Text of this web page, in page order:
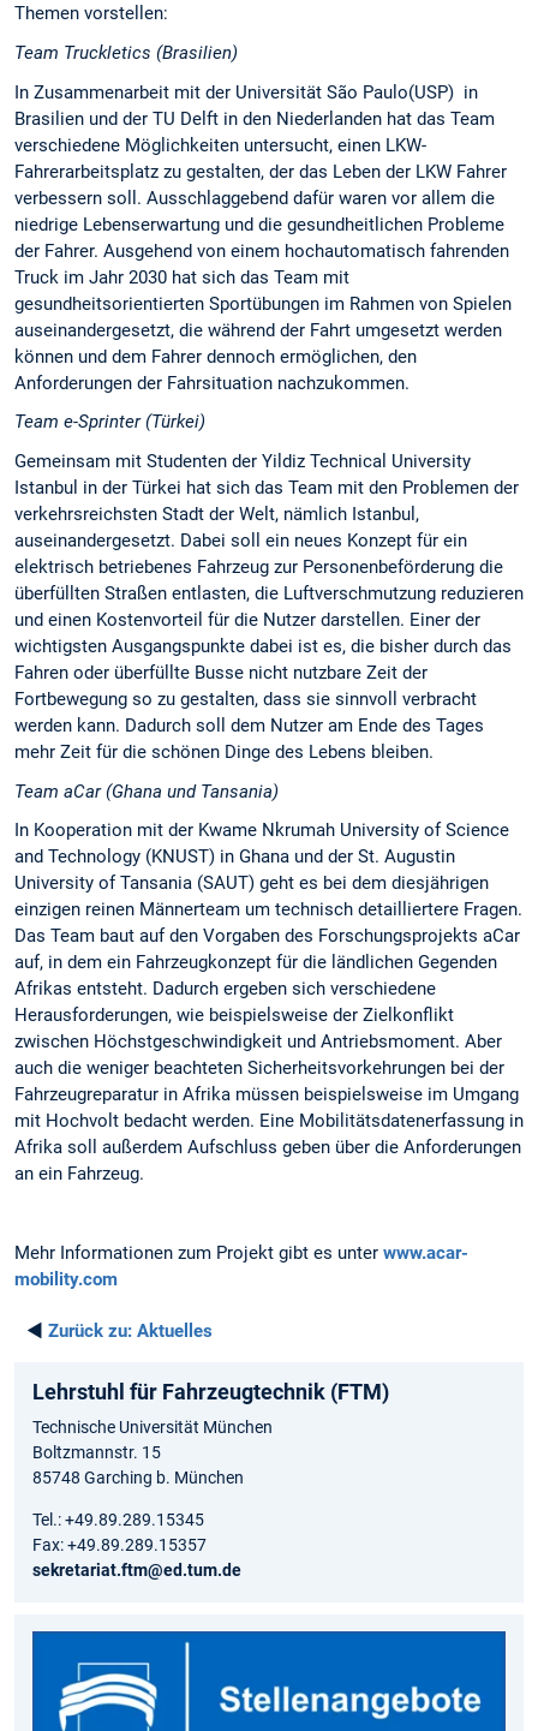
Themen vorstellen:
Team Truckletics (Brasilien)
In Zusammenarbeit mit der Universität São Paulo(USP) in
Brasilien und der TU Delft in den Niederlanden hat das Team
verschiedene Möglichkeiten untersucht, einen LKW-
Fahrerarbeitsplatz zu gestalten, der das Leben der LKW Fahrer
verbessern soll. Ausschlaggebend dafür waren vor allem die
niedrige Lebenserwartung und die gesundheitlichen Probleme
der Fahrer. Ausgehend von einem hochautomatisch fahrenden
Truck im Jahr 2030 hat sich das Team mit
gesundheitsorientierten Sportübungen im Rahmen von Spielen
auseinandergesetzt, die während der Fahrt umgesetzt werden
können und dem Fahrer dennoch ermöglichen, den
Anforderungen der Fahrsituation nachzukommen.
Team e-Sprinter (Türkei)
Gemeinsam mit Studenten der Yildiz Technical University
Istanbul in der Türkei hat sich das Team mit den Problemen der
verkehrsreichsten Stadt der Welt, nämlich Istanbul,
auseinandergesetzt. Dabei soll ein neues Konzept für ein
elektrisch betriebenes Fahrzeug zur Personenbeförderung die
überfüllten Straßen entlasten, die Luftverschmutzung reduzieren
und einen Kostenvorteil für die Nutzer darstellen. Einer der
wichtigsten Ausgangspunkte dabei ist es, die bisher durch das
Fahren oder überfüllte Busse nicht nutzbare Zeit der
Fortbewegung so zu gestalten, dass sie sinnvoll verbracht
werden kann. Dadurch soll dem Nutzer am Ende des Tages
mehr Zeit für die schönen Dinge des Lebens bleiben.
Team aCar (Ghana und Tansania)
In Kooperation mit der Kwame Nkrumah University of Science
and Technology (KNUST) in Ghana und der St. Augustin
University of Tansania (SAUT) geht es bei dem diesjährigen
einzigen reinen Männerteam um technisch detailliertere Fragen.
Das Team baut auf den Vorgaben des Forschungsprojekts aCar
auf, in dem ein Fahrzeugkonzept für die ländlichen Gegenden
Afrikas entsteht. Dadurch ergeben sich verschiedene
Herausforderungen, wie beispielsweise der Zielkonflikt
zwischen Höchstgeschwindigkeit und Antriebsmoment. Aber
auch die weniger beachteten Sicherheitsvorkehrungen bei der
Fahrzeugreparatur in Afrika müssen beispielsweise im Umgang
mit Hochvolt bedacht werden. Eine Mobilitätsdatenerfassung in
Afrika soll außerdem Aufschluss geben über die Anforderungen
an ein Fahrzeug.
Mehr Informationen zum Projekt gibt es unter www.acar-
mobility.com
◄ Zurück zu: Aktuelles
Lehrstuhl für Fahrzeugtechnik (FTM)
Technische Universität München
Boltzmannstr. 15
85748 Garching b. München
Tel.: +49.89.289.15345
Fax: +49.89.289.15357
sekretariat.ftm@ed.tum.de